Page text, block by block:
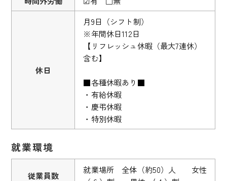
休日
月9日（シフト制）
※年間休日112日
【リフレッシュ休暇（最大7連休）
含む】
■各種休暇あり■
・有給休暇
・慶弔休暇
・特別休暇
就業環境
従業員数
就業場所 全体（約50）人 女性